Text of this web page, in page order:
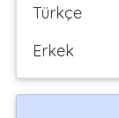
Türkçe
Erkek